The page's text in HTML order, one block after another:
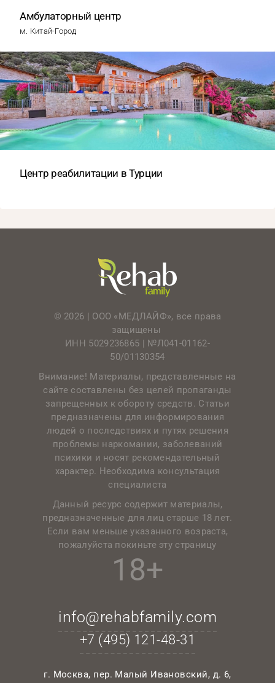
Амбулаторный центр
м. Китай-Город
Центр реабилитации в Турции
© 2026 | ООО «МЕДЛАЙФ», все права
защищены
ИНН 5029236865 | №Л041-01162-
50/01130354
Внимание! Материалы, представленные на
сайте составлены без целей пропаганды
запрещенных к обороту средств. Статьи
предназначены для информирования
людей о последствиях и путях решения
проблемы наркомании, заболеваний
психики и носят рекомендательный
характер. Необходима консультация
специалиста
Данный ресурс содержит материалы,
предназначенные для лиц старше 18 лет.
Если вам меньше указанного возраста,
пожалуйста покиньте эту страницу
18+
info@rehabfamily.com
+7 (495) 121-48-31
г. Москва, пер. Малый Ивановский, д. 6,